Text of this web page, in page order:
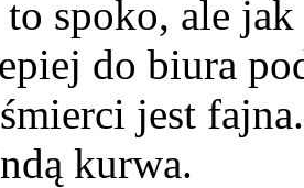
spoko, ale
do biura
jest
kurwa.